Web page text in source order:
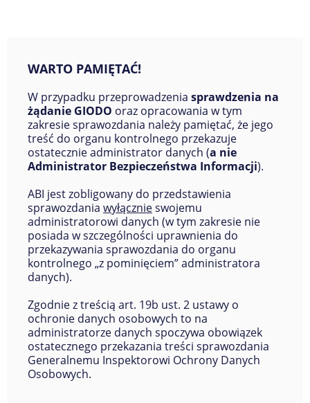
WARTO PAMIĘTAĆ!
W przypadku przeprowadzenia sprawdzenia na
żądanie GIODO oraz opracowania w tym
zakresie sprawozdania należy pamiętać, że jego
treść do organu kontrolnego przekazuje
ostatecznie administrator danych (a nie
Administrator Bezpieczeństwa Informacji).
ABI jest zobligowany do przedstawienia
sprawozdania wyłącznieswojemu
administratorowi danych (w tym zakresie nie
posiada w szczególności uprawnienia do
przekazywania sprawozdania do organu
kontrolnego „z pominięciem” administratora
danych).
Zgodnie z treścią art. 19b ust. 2 ustawy o
ochronie danych osobowych to na
administratorze danych spoczywa obowiązek
ostatecznego przekazania treści sprawozdania
Generalnemu Inspektorowi Ochrony Danych
Osobowych.